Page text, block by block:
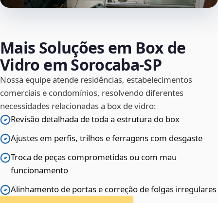
Mais Soluções em Box de
Vidro em Sorocaba‑SP
Nossa equipe atende residências, estabelecimentos
comerciais e condomínios, resolvendo diferentes
necessidades relacionadas a box de vidro:
Revisão detalhada de toda a estrutura do box
Ajustes em perfis, trilhos e ferragens com desgaste
Troca de peças comprometidas ou com mau
funcionamento
Alinhamento de portas e correção de folgas irregulares